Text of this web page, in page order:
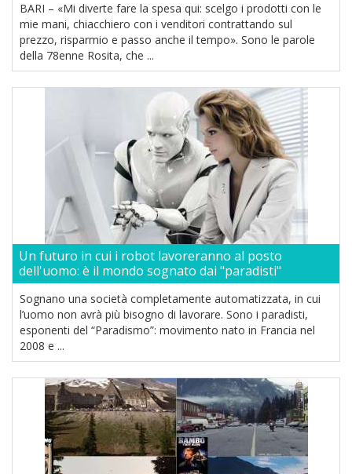
BARI – «Mi diverte fare la spesa qui: scelgo i prodotti con le
mie mani, chiacchiero con i venditori contrattando sul
prezzo, risparmio e passo anche il tempo». Sono le parole
della 78enne Rosita, che ...
Un futuro in cui i robot lavoreranno al posto
dell'uomo: è il mondo sognato dai "paradisti"
Sognano una società completamente automatizzata, in cui
l’uomo non avrà più bisogno di lavorare. Sono i paradisti,
esponenti del “Paradismo”: movimento nato in Francia nel
2008 e ...